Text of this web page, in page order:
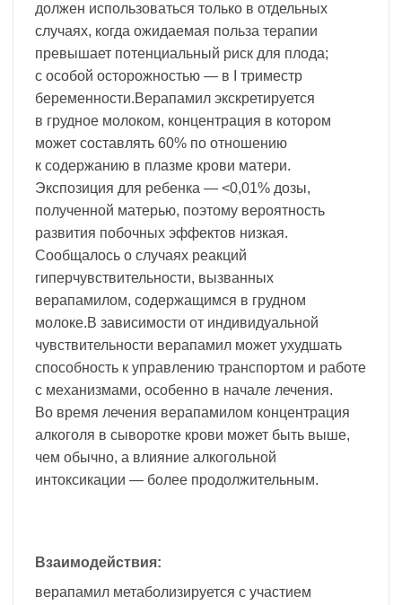
должен использоваться только в отдельных
случаях, когда ожидаемая польза терапии
превышает потенциальный риск для плода;
с особой осторожностью — в I триместр
беременности.Верапамил экскретируется
в грудное молоком, концентрация в котором
может составлять 60% по отношению
к содержанию в плазме крови матери.
Экспозиция для ребенка — <0,01% дозы,
полученной матерью, поэтому вероятность
развития побочных эффектов низкая.
Сообщалось о случаях реакций
гиперчувствительности, вызванных
верапамилом, содержащимся в грудном
молоке.В зависимости от индивидуальной
чувствительности верапамил может ухудшать
способность к управлению транспортом и работе
с механизмами, особенно в начале лечения.
Во время лечения верапамилом концентрация
алкоголя в сыворотке крови может быть выше,
чем обычно, а влияние алкогольной
интоксикации — более продолжительным.
Взаимодействия:
верапамил метаболизируется с участием